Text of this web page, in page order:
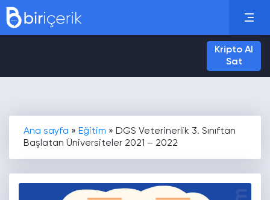
Kripto Al
Sat
Ana sayfa » Eğitim » DGS Veterinerlik 3. Sınıftan
Başlatan Üniversiteler 2021 – 2022